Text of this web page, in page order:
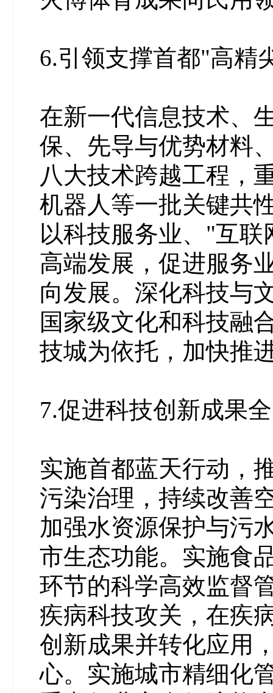
6.引领支撑首都"高精
在新一代信息技术、
保、先导与优势材料
八大技术跨越工程，
机器人等一批关键共
以科技服务业、"互
高端发展，促进服务
向发展。深化科技与
国家级文化和科技融
技城为依托，加快推
7.促进科技创新成果
实施首都蓝天行动，
污染治理，持续改善
加强水资源保护与污
市生态功能。实施食
环节的科学高效监督
疾病科技攻关，在疾
创新成果并转化应用
心。实施城市精细化